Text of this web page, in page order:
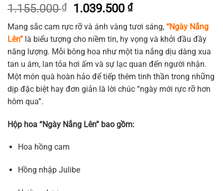
1.155.000₫
Giá
gốc
là:
1.155.000 ₫.
1.039.500₫Giá
hiện
tại
là:
1.039.500 ₫.
Mang sắc cam rực rỡ và ánh vàng tươi sáng, “Ngày Nắng
Lên” là biểu tượng cho niềm tin, hy vọng và khởi đầu đầy
năng lượng. Mỗi bông hoa như một tia nắng dịu dàng xua
tan u ám, lan tỏa hơi ấm và sự lạc quan đến người nhận.
Một món quà hoàn hảo để tiếp thêm tinh thần trong những
dịp đặc biệt hay đơn giản là lời chúc “ngày mới rực rỡ hơn
hôm qua”.
Hộp hoa “Ngày Nắng Lên” bao gồm:
Hoa hồng cam
Hồng nhập Julibe